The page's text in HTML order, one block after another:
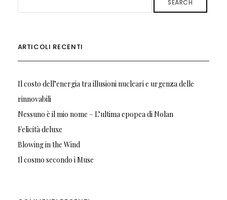
SEARCH
ARTICOLI RECENTI
Il costo dell’energia tra illusioni nucleari e urgenza delle
rinnovabili
Nessuno è il mio nome – L’ultima epopea di Nolan
Felicità deluxe
Blowing in the Wind
Il cosmo secondo i Muse